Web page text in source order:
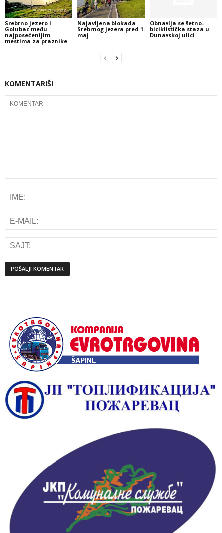
Srebrno jezero i
Golubac među
najposećenijim
mestima za praznike
Najavljena blokada
Srebrnog jezera pred 1.
maj
Obnavlja se šetno-
biciklistička staza u
Dunavskoj ulici
KOMENTARIŠI